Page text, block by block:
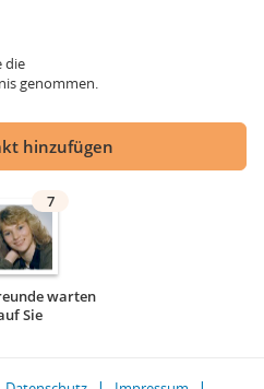
die
genommen.
hinzufügen
7
warten
Sie